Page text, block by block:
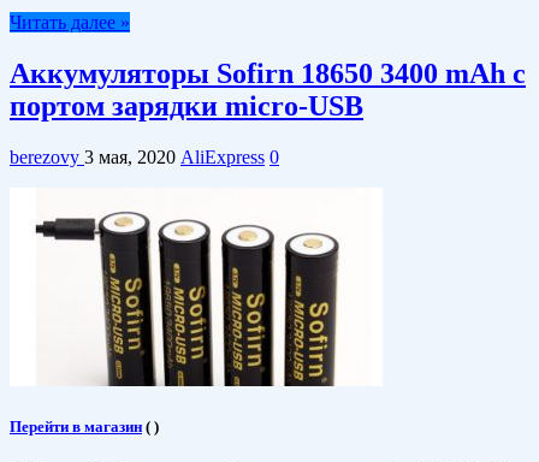
Читать далее »
Аккумуляторы Sofirn 18650 3400 mAh с
портом зарядки micro-USB
berezovy 3 мая, 2020 AliExpress 0
Перейти в магазин ( )